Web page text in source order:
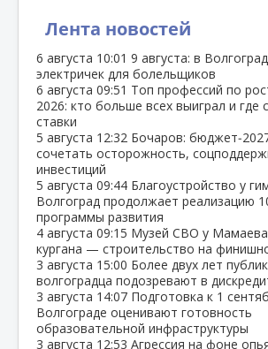
Лента новостей
6 августа 10:01 9 августа: в
электричек для болельщиков
6 августа 09:51 Топ профессий по
2026: кто больше всех выиграл и где
ставки
5 августа 12:32 Бочаров:
сочетать осторожность,
инвестиций
5 августа 09:44 Благоустройство у
Волгоград продолжает реализацию
программы развития
4 августа 09:15 Музей СВО у Мамаева
кургана — строительство на
3 августа 15:00 Более двух лет
волгоградца подозревают в
3 августа 14:07 Подготовка к 1
Волгограде оценивают готовность
образовательной инфраструктуры
3 августа 12:53 Агрессия на фоне